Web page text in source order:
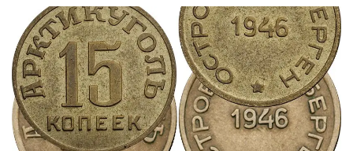
Банкноты
царской
России
Частные
выпуски
Банкноты
красивыми